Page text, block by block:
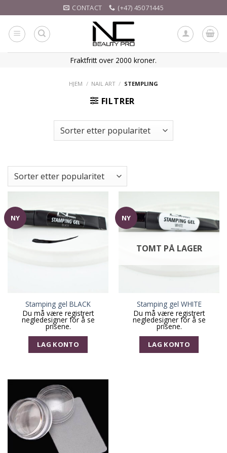
to
content
CONTACT (+47) 45071445
Fraktfritt over 2000 kroner.
HJEM / NAIL ART / STEMPLING
FILTRER
NY
Stamping gel BLACK
Du må være registrert
negledesigner for å se
prisene.
LAG KONTO
NY
TOMT PÅ LAGER
Stamping gel WHITE
Du må være registrert
negledesigner for å se
prisene.
LAG KONTO